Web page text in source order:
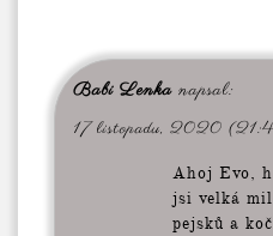
Babi Lenka napsal:
17 listopadu, 2020
Ahoj Evo,
jsi velká
pejsků a